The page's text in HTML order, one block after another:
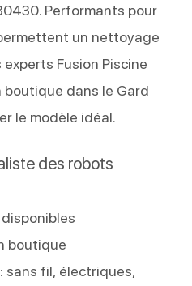
Performants pour
un nettoyage
Fusion Piscine
dans le Gard
le modèle idéal.
des robots
boutique
sans fil, électriques,